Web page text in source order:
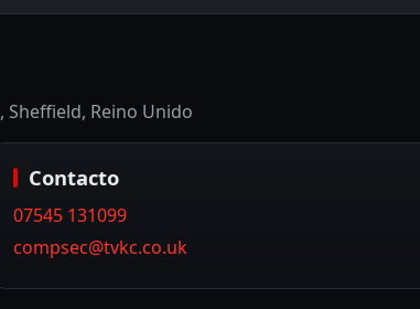
, Sheffield, Reino Unido
Contacto
07545 131099
compsec@tvkc.co.uk